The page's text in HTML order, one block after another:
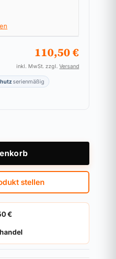
110,50 €
inkl. MwSt. zzgl.Versand
serienmäßig
Menge
stellen
€